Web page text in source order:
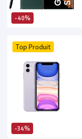
-40%
-34%
Top Produit